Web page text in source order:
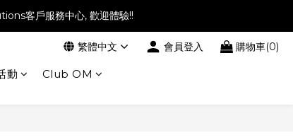
客戶服務中心, 歡迎體驗!!
繁體中文 會員登入 購物車(0)
動 Club OM